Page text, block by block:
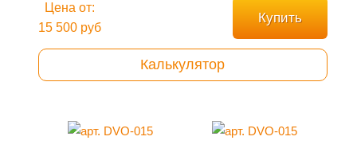
Цена от:
15 500 руб
Купить
Калькулятор